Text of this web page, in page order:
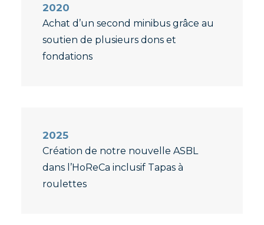
2020
Achat d’un second minibus grâce au
soutien de plusieurs dons et
fondations
2025
Création de notre nouvelle ASBL
dans l’HoReCa inclusif Tapas à
roulettes